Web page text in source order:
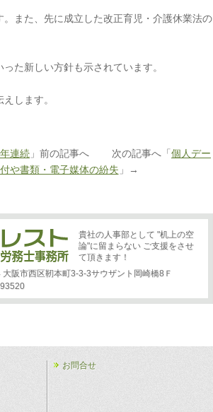
また、先に成立した改正育児・介護休業法の
た新しい方針も示されています。
します。
連続 」前の記事へ 次の記事へ「 個人デー
や書類・電子媒体の紛失 」→
貴社の人事部として "机上の空
論"に留まらない ご支援をさせ
て頂きます！
阪市西区靭本町3-3-3サウザント岡崎橋8Ｆ
お問合せ